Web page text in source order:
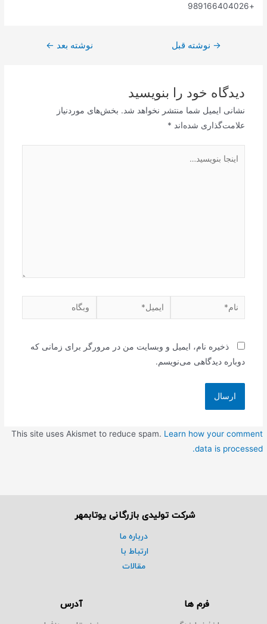
+989166404026
→ نوشته قبل نوشته بعد ←
دیدگاه‌ خود را بنویسید
نشانی ایمیل شما منتشر نخواهد شد. بخش‌های موردنیاز
علامت‌گذاری شده‌اند *
ذخیره نام، ایمیل و وبسایت من در مرورگر برای زمانی که
دوباره دیدگاهی می‌نویسم.
This site uses Akismet to reduce spam. Learn how your comment
data is processed.
شرکت تولیدی بازرگانی یوتابمهر
درباره ما
ارتباط با
مقالات
فرم ها آدرس